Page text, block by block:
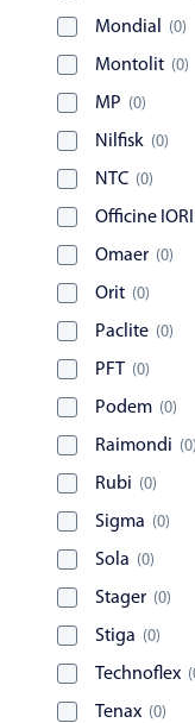
Mondial (0)
Montolit (0)
MP (0)
Nilfisk (0)
NTC (0)
Officine IORI
Omaer (0)
Orit (0)
Paclite (0)
PFT (0)
Podem (0)
Raimondi (0)
Rubi (0)
Sigma (0)
Sola (0)
Stager (0)
Stiga (0)
Technoflex (
Tenax (0)